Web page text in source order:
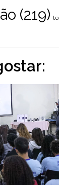
(219)